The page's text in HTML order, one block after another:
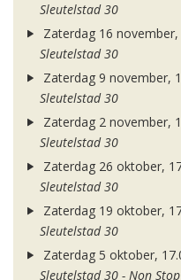
Sleutelstad 30
Zaterdag 16 november,
Sleutelstad 30
Zaterdag 9 november,
Sleutelstad 30
Zaterdag 2 november,
Sleutelstad 30
Zaterdag 26 oktober,
Sleutelstad 30
Zaterdag 19 oktober,
Sleutelstad 30
Zaterdag 5 oktober,
Sleutelstad 30 - Non Stop